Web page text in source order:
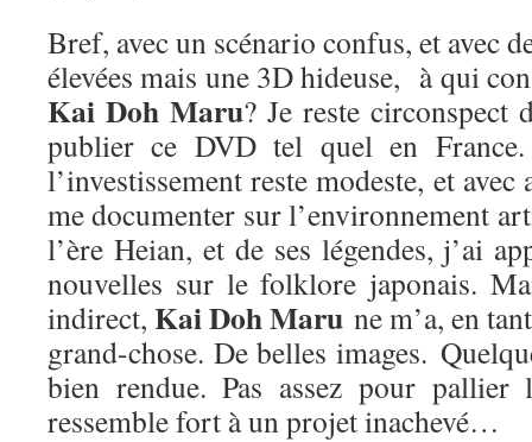
Bref, avec un scénario confus, et avec
élevées mais une 3D hideuse, à qui
Kai Doh Maru? Je reste circonspect
publier ce DVD tel quel en France.
l’investissement reste modeste, et
me documenter sur l’environnement
l’ère Heian, et de ses légendes, j’ai
nouvelles sur le folklore japonais.
indirect, Kai Doh Maru ne m’a, en
grand-chose. De belles images.
bien rendue. Pas assez pour
ressemble fort à un projet inachevé…